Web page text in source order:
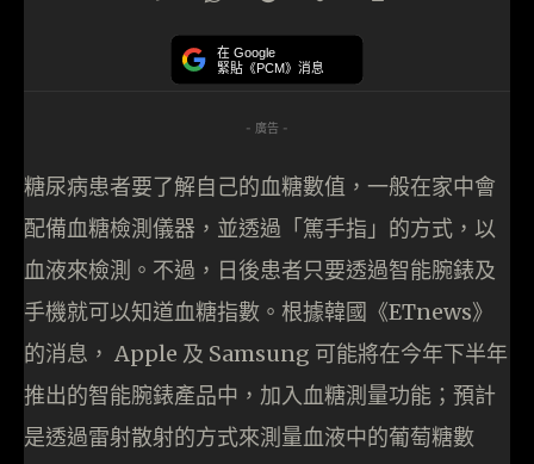
在 Google
緊貼《PCM》消息
- 廣告 -
糖尿病患者要了解自己的血糖數值，一般在家中會
配備血糖檢測儀器，並透過「篤手指」的方式，以
血液來檢測。不過，日後患者只要透過智能腕錶及
手機就可以知道血糖指數。根據韓國《ETnews》
的消息， Apple 及 Samsung 可能將在今年下半年
推出的智能腕錶產品中，加入血糖測量功能；預計
是透過雷射散射的方式來測量血液中的葡萄糖數